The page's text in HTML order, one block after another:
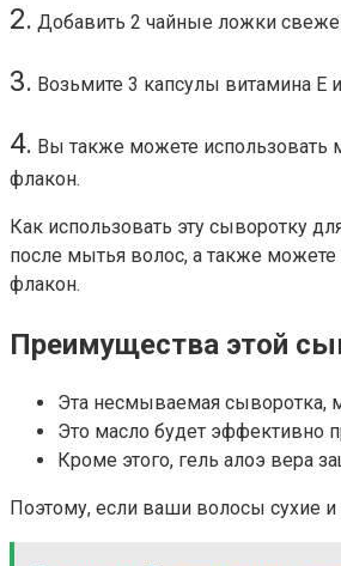
2. Добавить 2 чайные ложки
3. Возьмите 3 капсулы витамина Е
4. Вы также можете использовать
флакон.
Как использовать эту сыворотку
после мытья волос, а также можете
флакон.
Преимущества этой
Эта несмываемая сыворотка,
Это масло будет эффективно
Кроме этого, гель алоэ вера
Поэтому, если ваши волосы сухие